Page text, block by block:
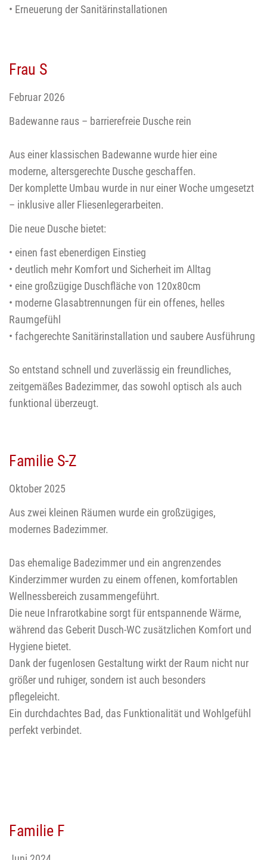
• Erneuerung der Sanitärinstallationen
Frau S
Februar 2026
Badewanne raus – barrierefreie Dusche rein
Aus einer klassischen Badewanne wurde hier eine
moderne, altersgerechte Dusche geschaffen.
Der komplette Umbau wurde in nur einer Woche umgesetzt
– inklusive aller Fliesenlegerarbeiten.
Die neue Dusche bietet:
• einen fast ebenerdigen Einstieg
• deutlich mehr Komfort und Sicherheit im Alltag
• eine großzügige Duschfläche von 120x80cm
• moderne Glasabtrennungen für ein offenes, helles
Raumgefühl
• fachgerechte Sanitärinstallation und saubere Ausführung
So entstand schnell und zuverlässig ein freundliches,
zeitgemäßes Badezimmer, das sowohl optisch als auch
funktional überzeugt.
Familie S-Z
Oktober 2025
Aus zwei kleinen Räumen wurde ein großzügiges,
modernes Badezimmer.
Das ehemalige Badezimmer und ein angrenzendes
Kinderzimmer wurden zu einem offenen, komfortablen
Wellnessbereich zusammengeführt.
Die neue Infrarotkabine sorgt für entspannende Wärme,
während das Geberit Dusch-WC zusätzlichen Komfort und
Hygiene bietet.
Dank der fugenlosen Gestaltung wirkt der Raum nicht nur
größer und ruhiger, sondern ist auch besonders
pflegeleicht.
Ein durchdachtes Bad, das Funktionalität und Wohlgefühl
perfekt verbindet.
Familie F